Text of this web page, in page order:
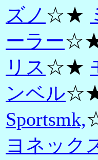
ズノ ☆★
ーラー
リス☆★
ンベル
Sportsmk,
ヨネック